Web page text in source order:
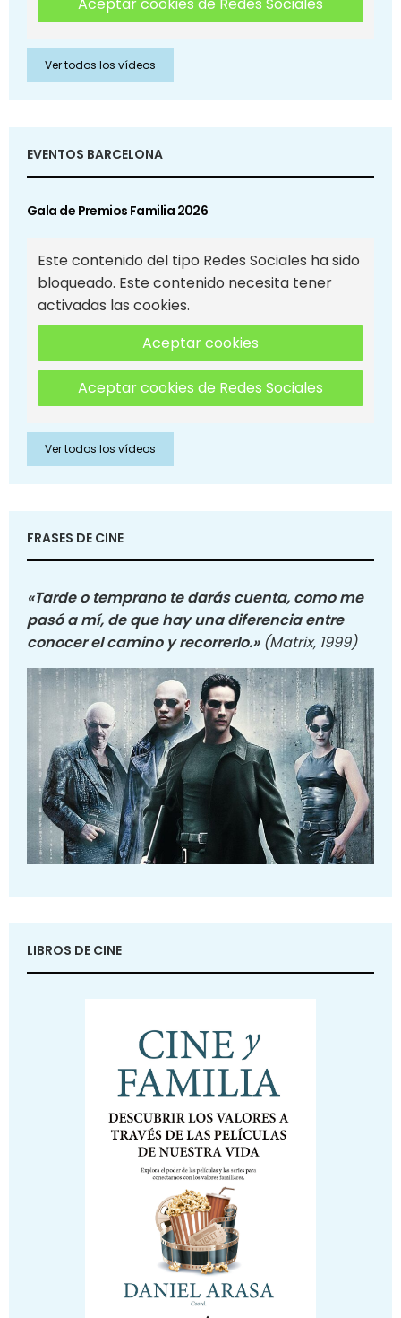
Ver todos los vídeos
EVENTOS BARCELONA
Gala de Premios Familia 2026
Este contenido del tipo Redes Sociales ha sido
bloqueado. Este contenido necesita tener
activadas las cookies.
Aceptar cookies
Aceptar cookies de Redes Sociales
Ver todos los vídeos
FRASES DE CINE
«Tarde o temprano te darás cuenta, como me
pasó a mí, de que hay una diferencia entre
conocer el camino y recorrerlo.» (Matrix, 1999)
LIBROS DE CINE